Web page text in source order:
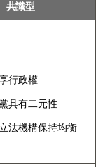
共識型
行政權
具有二元性
法機構保持均衡